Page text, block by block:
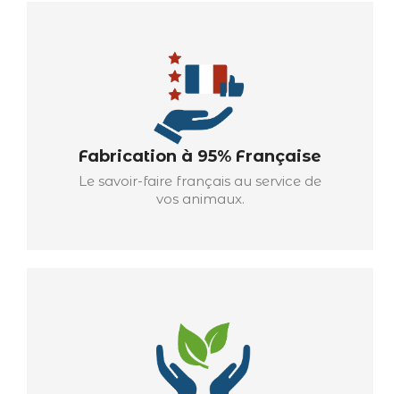
Fabrication à 95% Française
Le savoir-faire français au service de
vos animaux.